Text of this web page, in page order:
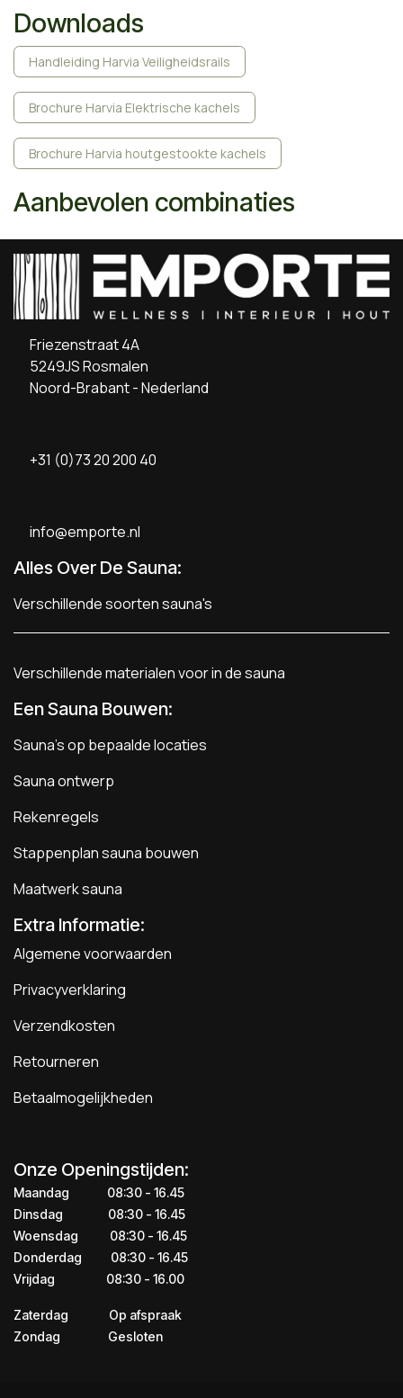
Downloads
Handleiding Harvia Veiligheidsrails
Brochure Harvia Elektrische kachels
Brochure Harvia houtgestookte kachels
Aanbevolen combinaties
Friezenstraat 4A
5249JS Rosmalen
Noord-Brabant - Nederland
+31 (0)73 20 200 40
info@emporte.nl
Alles Over De Sauna:
Verschillende soorten sauna's
Verschillende materialen voor in de sauna
Een Sauna Bouwen:
Sauna's op bepaalde locaties
Sauna ontwerp
Rekenregels
Stappenplan sauna bouwen
Maatwerk sauna
Extra Informatie:
Algemene voorwaarden
Privacyverklaring
Verzendkosten
Retourneren
Betaalmogelijkheden
Onze Openingstijden:
Maandag
​​​08:30 - 16.45​
Dinsdag
​​​​08:30 - 16.45
Woensdag
​08:30 - 16.45
Donderdag
​​​​​08:30 - 16.45
Vrijdag
​​​​​08:30 - 16.00
Zaterdag
​​Op afspraak
Zondag
​​Gesloten